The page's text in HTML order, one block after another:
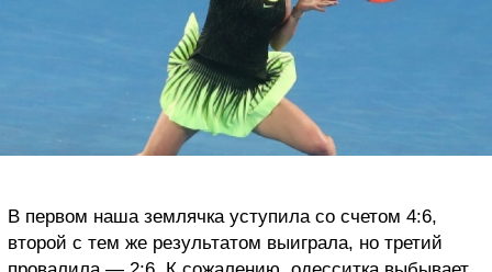
В первом наша землячка уступила со счетом 4:6,
второй с тем же результатом выиграла, но третий